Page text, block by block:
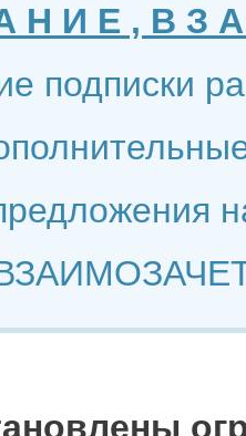
Н И Е , В З
подписки